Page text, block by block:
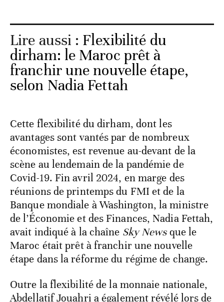
Lire aussi : Flexibilité du
dirham: le Maroc prêt à
franchir une nouvelle étape,
selon Nadia Fettah
Cette flexibilité du dirham, dont les
avantages sont vantés par de nombreux
économistes, est revenue au-devant de la
scène au lendemain de la pandémie de
Covid-19. Fin avril 2024, en marge des
réunions de printemps du FMI et de la
Banque mondiale à Washington, la ministre
de l’Économie et des Finances, Nadia Fettah,
avait indiqué à la chaîne Sky Newsque le
Maroc était prêt à franchir une nouvelle
étape dans la réforme du régime de change.
Outre la flexibilité de la monnaie nationale,
Abdellatif Jouahri a également révélé lors de